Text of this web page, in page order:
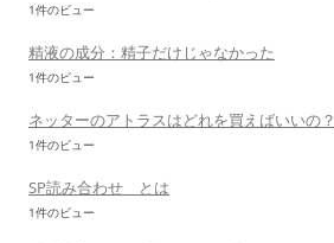
1件のビュー
精液の成分：精子だけじゃなかった
1件のビュー
ネッターのアトラスはどれを買えばいいの？
1件のビュー
SP読み合わせ とは
1件のビュー